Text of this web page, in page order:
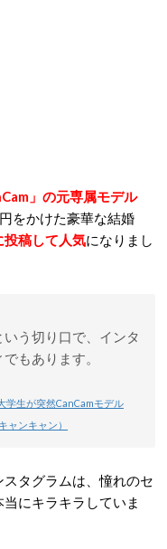
」の元専属モデル
をかけた豪華な結婚
投稿して人気になりまし
いう切り口で、インタ
もあります。
学生が突然CanCamモデル
ャンキャン）
スタグラムは、憧れのセ
にキラキラしていま